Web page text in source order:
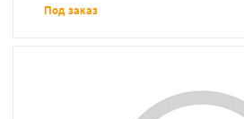
Под заказ